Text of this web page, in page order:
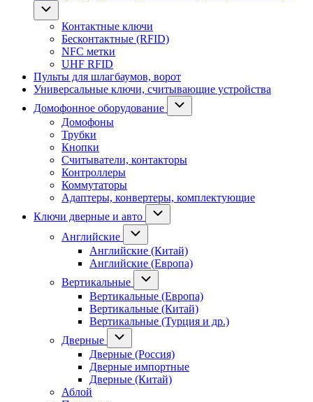
Контактные ключи
Бесконтактные (RFID)
NFC метки
UHF RFID
Пульты для шлагбаумов, ворот
Универсальные ключи, считывающие устройства
Домофонное оборудование
Домофоны
Трубки
Кнопки
Считыватели, контакторы
Контроллеры
Коммутаторы
Адаптеры, конвертеры, комплектующие
Ключи дверные и авто
Английские
Английские (Китай)
Английские (Европа)
Вертикальные
Вертикальные (Европа)
Вертикальные (Китай)
Вертикальные (Турция и др.)
Дверные
Дверные (Россия)
Дверные импортные
Дверные (Китай)
Аблой